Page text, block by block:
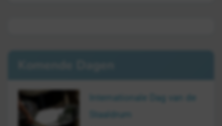
Internationale Dag van de